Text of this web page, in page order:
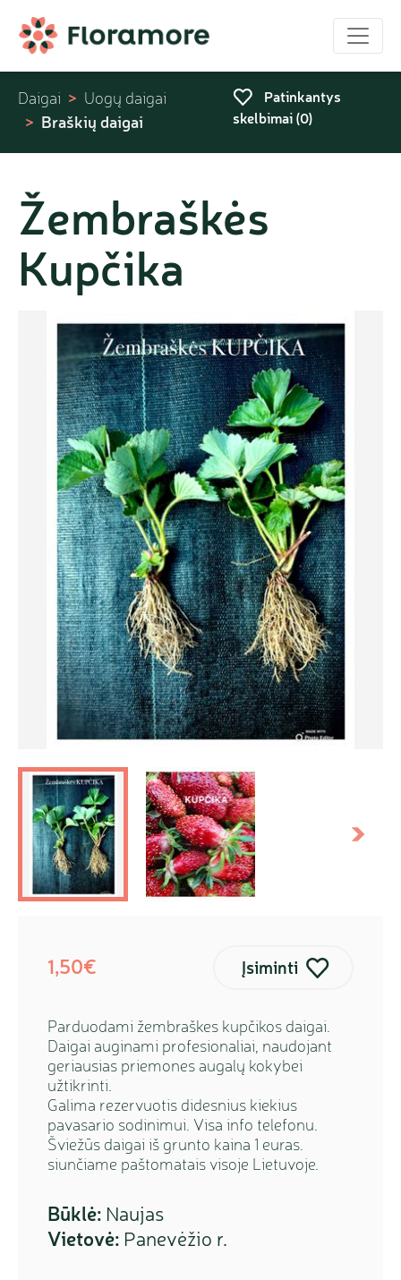
Daigai Uogų daigai
Braškių daigai
Patinkantys
skelbimai (0)
Žembraškės
Kupčika
1,50€ Įsiminti
Parduodami žembraškes kupčikos daigai.
Daigai auginami profesionaliai, naudojant
geriausias priemones augalų kokybei
užtikrinti.
Galima rezervuotis didesnius kiekius
pavasario sodinimui. Visa info telefonu.
Šviežūs daigai iš grunto kaina 1 euras.
siunčiame paštomatais visoje Lietuvoje.
Būklė: Naujas
Vietovė: Panevėžio r.